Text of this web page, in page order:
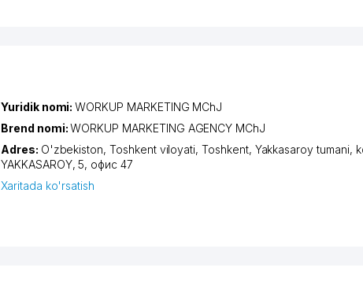
Yuridik nomi:WORKUP MARKETING MChJ
Brend nomi:WORKUP MARKETING AGENCY MChJ
Adres: O'zbekiston,Toshkent viloyati,Toshkent, Yakkasaroy tumani,
YAKKASAROY, 5, офис 47
Xaritada ko'rsatish